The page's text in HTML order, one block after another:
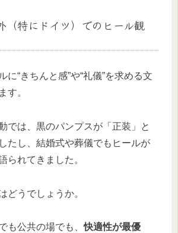
（特にドイツ）でのヒール観
に“きちんと感”や“礼儀”を求める文
す。
では、黒のパンプスが「正装」と
たし、結婚式や葬儀でもヒールが
られてきました。
どうでしょうか。
も公共の場でも、快適性が最優